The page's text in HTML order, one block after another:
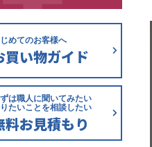
めてのお客様へ
買い物ガイド
は職人に聞いてみたい
たいことを相談したい
料お見積もり